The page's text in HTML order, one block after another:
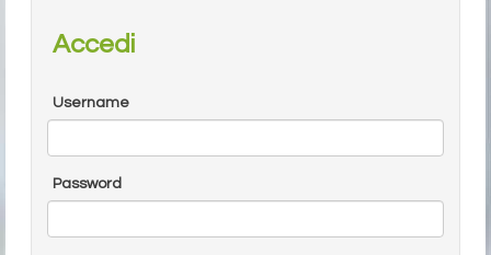
Accedi
Username
Password